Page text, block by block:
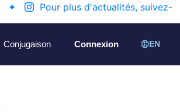
✦
Pour plus d'actualités, suivez-
Conjugaison Connexion EN